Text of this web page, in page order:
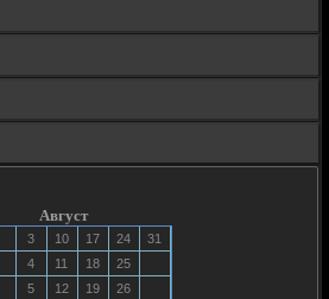
Август
3 10 17 24
31
4 11 18
25
5 12 19
26